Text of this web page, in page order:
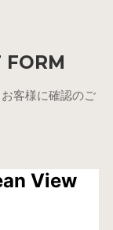
FORM
客様に確認のご